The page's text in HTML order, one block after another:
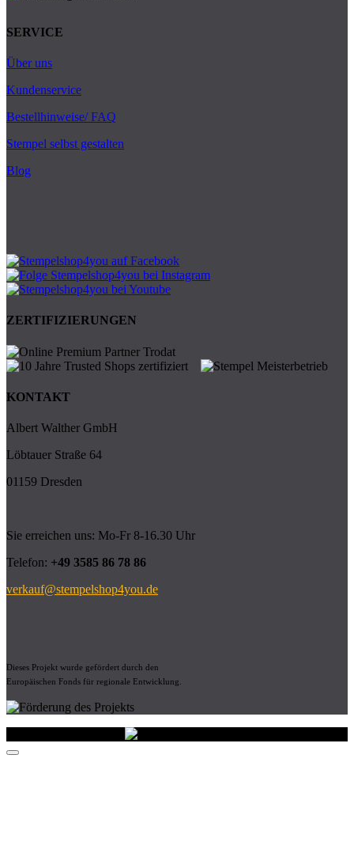
SERVICE
Über uns
Kundenservice
Bestellhinweise/ FAQ
Stempel selbst gestalten
Blog
ZERTIFIZIERUNGEN
KONTAKT
Albert Walther GmbH
Löbtauer Straße 64
01159 Dresden
Sie erreichen uns: Mo-Fr 8-16.30 Uhr
Telefon: +49 3585 86 78 86
verkauf@stempelshop4you.de
Dieses Projekt wurde gefördert durch den
Europäischen Fonds für regionale Entwicklung.